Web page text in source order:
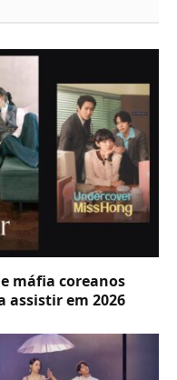
máfia coreanos
assistir em 2026